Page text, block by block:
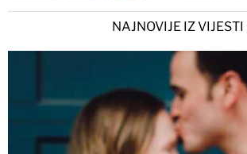
NAJNOVIJE IZ VIJESTI